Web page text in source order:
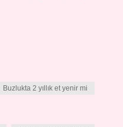
Buzlukta 2 yıllık et yenir mi